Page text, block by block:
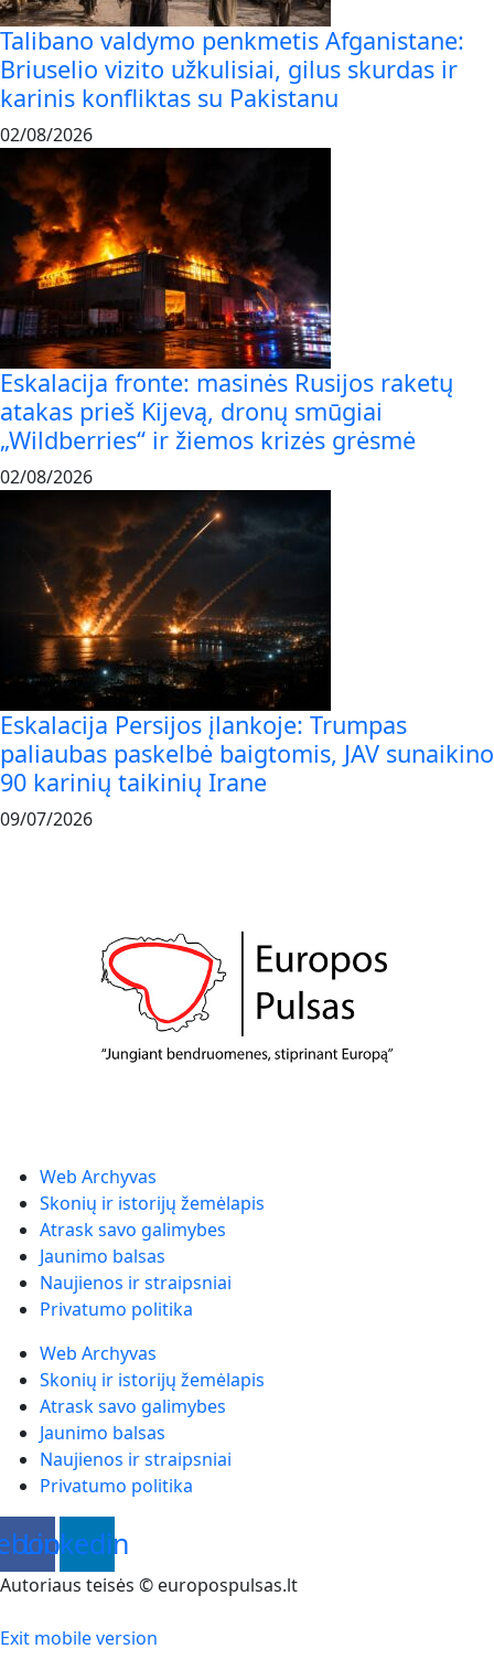
Talibano valdymo penkmetis Afganistane:
Briuselio vizito užkulisiai, gilus skurdas ir
karinis konfliktas su Pakistanu
02/08/2026
Eskalacija fronte: masinės Rusijos raketų
atakas prieš Kijevą, dronų smūgiai
„Wildberries“ ir žiemos krizės grėsmė
02/08/2026
Eskalacija Persijos įlankoje: Trumpas
paliaubas paskelbė baigtomis, JAV sunaikino
90 karinių taikinių Irane
09/07/2026
Web Archyvas
Skonių ir istorijų žemėlapis
Atrask savo galimybes
Jaunimo balsas
Naujienos ir straipsniai
Privatumo politika
Web Archyvas
Skonių ir istorijų žemėlapis
Atrask savo galimybes
Jaunimo balsas
Naujienos ir straipsniai
Privatumo politika
Linkedin
Autoriaus teisės © europospulsas.lt
Exit mobile version